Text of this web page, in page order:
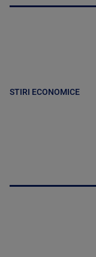
STIRI ECONOMICE